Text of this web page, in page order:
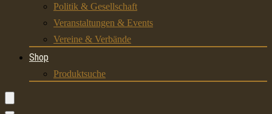
Politik & Gesellschaft
Veranstaltungen & Events
Vereine & Verbände
Shop
Produktsuche